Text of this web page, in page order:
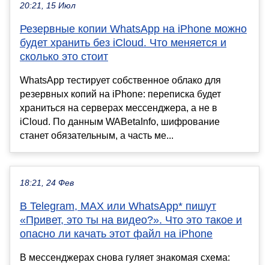
20:21, 15 Июл
Резервные копии WhatsApp на iPhone можно
будет хранить без iCloud. Что меняется и
сколько это стоит
WhatsApp тестирует собственное облако для
резервных копий на iPhone: переписка будет
храниться на серверах мессенджера, а не в
iCloud. По данным WABetaInfo, шифрование
станет обязательным, а часть ме...
18:21, 24 Фев
В Telegram, MAX или WhatsApp* пишут
«Привет, это ты на видео?». Что это такое и
опасно ли качать этот файл на iPhone
В мессенджерах снова гуляет знакомая схема: